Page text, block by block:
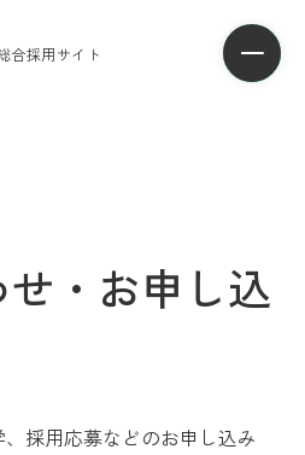
合採用サイト
・お申し込
採用応募などのお申し込み